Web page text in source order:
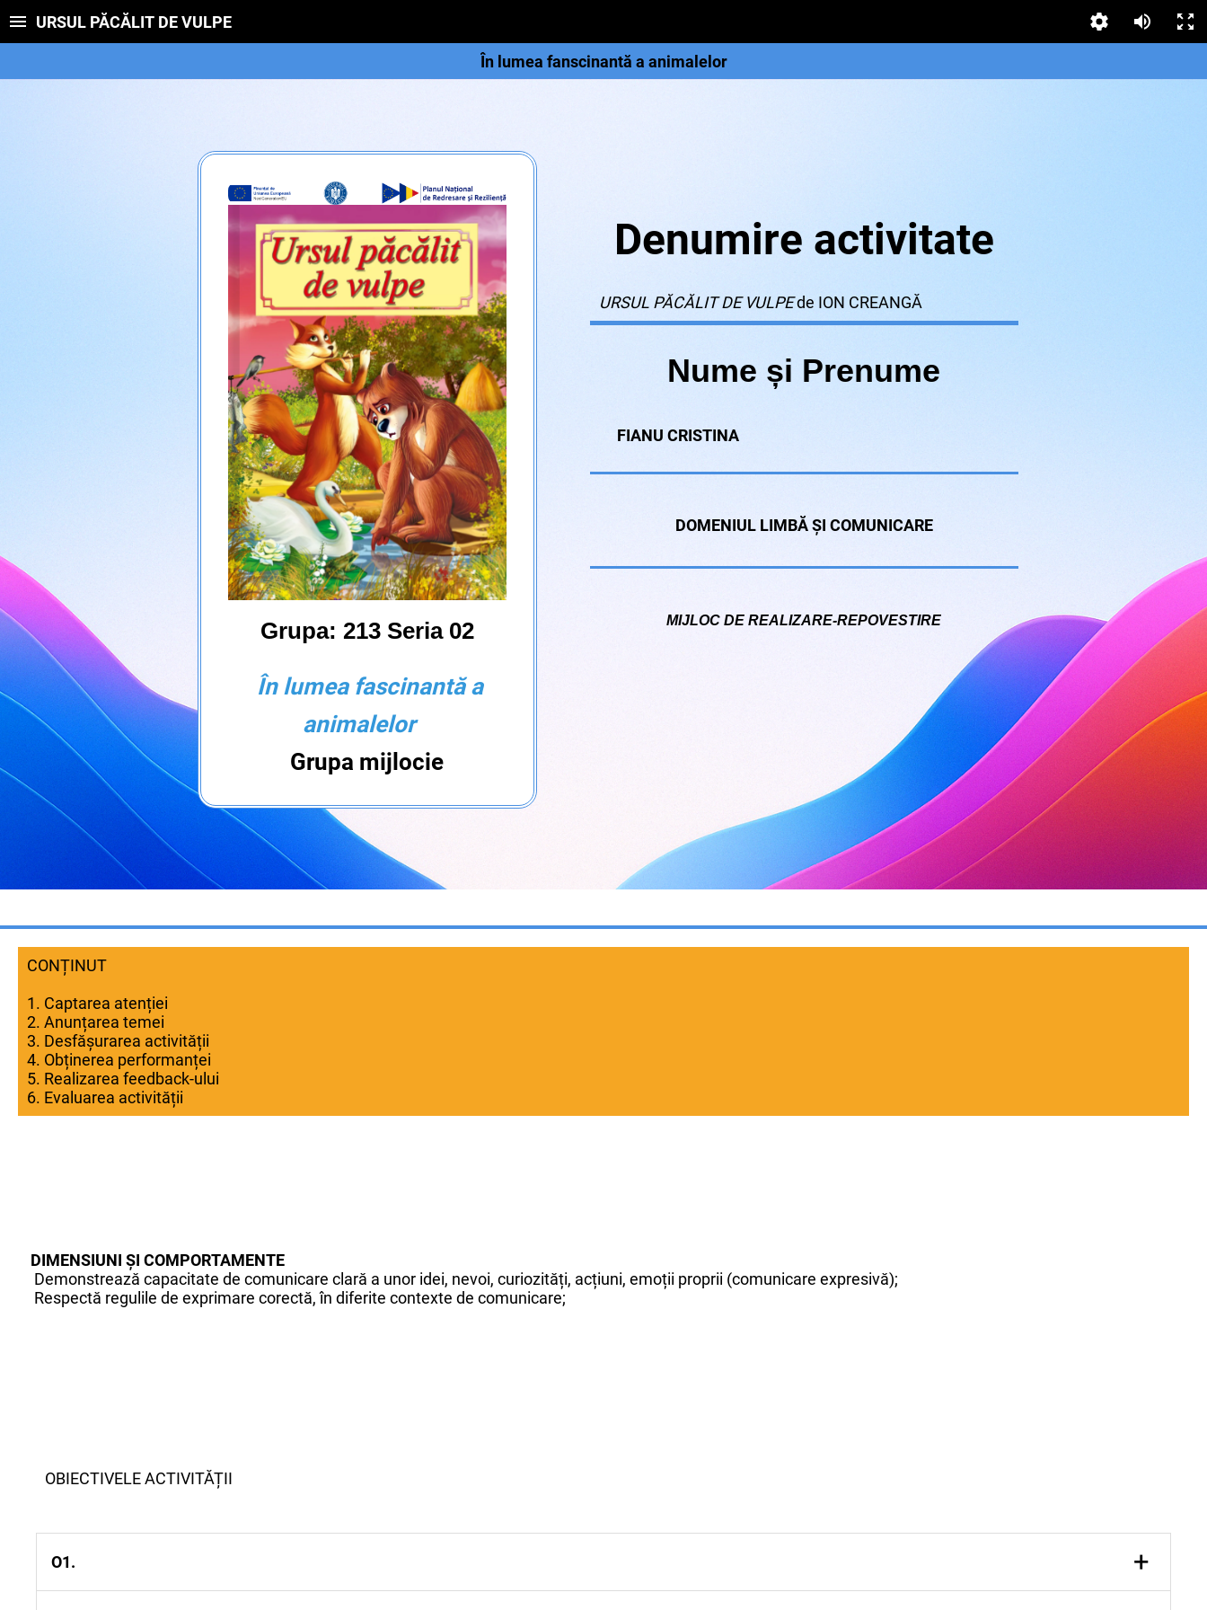
URSUL PĂCĂLIT DE VULPE
În lumea fanscinantă a animalelor
Grupa: 213 Seria 02
În lumea fascinantă a
animalelor
Grupa mijlocie
Denumire activitate
URSUL PĂCĂLIT DE VULPEde ION CREANGĂ
Nume și Prenume
FIANU CRISTINA
DOMENIUL LIMBĂ ȘI COMUNICARE
MIJLOC DE REALIZARE-REPOVESTIRE
CONȚINUT
1. Captarea atenției
2. Anunțarea temei
3. Desfășurarea activității
4. Obținerea performanței
5. Realizarea feedback-ului
6. Evaluarea activității
DIMENSIUNI ȘI COMPORTAMENTE
Demonstrează capacitate de comunicare clară a unor idei, nevoi, curiozități, acțiuni, emoții proprii (comunicare expresivă);
Respectă regulile de exprimare corectă, în diferite contexte de comunicare;
OBIECTIVELE ACTIVITĂȚII
O1. +